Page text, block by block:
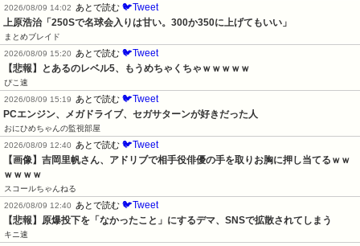
2026/08/09 14:02 あとで読む 🐦Tweet
上原浩治「250Sで名球会入りは甘い。300か350に上げてもいい」
まとめブレイド
2026/08/09 15:20 あとで読む 🐦Tweet
【悲報】とあるのレベル5、もうめちゃくちゃｗｗｗｗｗ
ぴこ速
2026/08/09 15:19 あとで読む 🐦Tweet
PCエンジン、メガドライブ、セガサターンが好きだった人
おにひめちゃんの監視部屋
2026/08/09 12:40 あとで読む 🐦Tweet
【画像】吉岡里帆さん、アドリブで相手役俳優の手を取りお胸に押し当てるｗｗ
ｗｗｗｗ
スコールちゃんねる
2026/08/09 12:40 あとで読む 🐦Tweet
【悲報】原爆投下を「なかったこと」にするデマ、SNSで拡散されてしまう
キニ速